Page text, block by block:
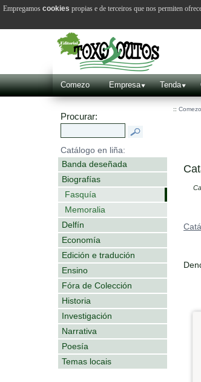
Comezo Empresa Tenda
Procurar:
Catálogo en liña:
Banda deseñada
Biografías
Fasquía
Memoralia
Delfín
Economía
Edición e tradución
Ensino
Fóra de Colección
Historia
Investigación
Narrativa
Poesía
Temas locais
:: Comezo
Empregamos cookies propias e de terceiros que nos permiten